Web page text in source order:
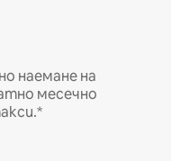
наемане на
месечно